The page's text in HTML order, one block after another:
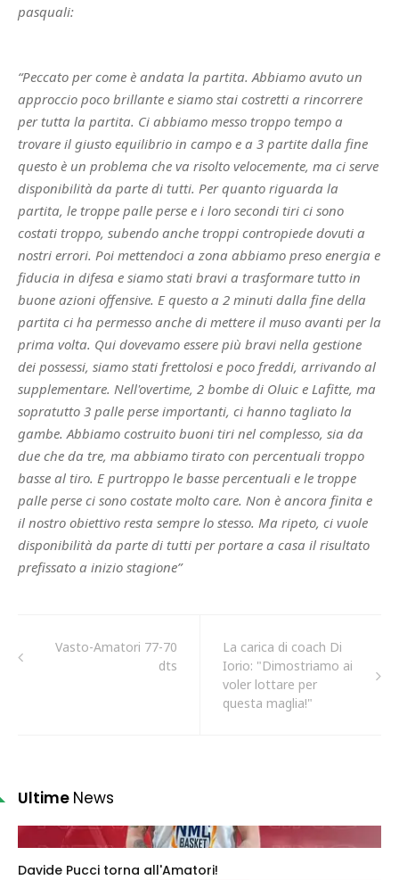
pasquali:
“Peccato per come è andata la partita. Abbiamo avuto un
approccio poco brillante e siamo stai costretti a rincorrere
per tutta la partita. Ci abbiamo messo troppo tempo a
trovare il giusto equilibrio in campo e a 3 partite dalla fine
questo è un problema che va risolto velocemente, ma ci serve
disponibilità da parte di tutti. Per quanto riguarda la
partita, le troppe palle perse e i loro secondi tiri ci sono
costati troppo, subendo anche troppi contropiede dovuti a
nostri errori. Poi mettendoci a zona abbiamo preso energia e
fiducia in difesa e siamo stati bravi a trasformare tutto in
buone azioni offensive. E questo a 2 minuti dalla fine della
partita ci ha permesso anche di mettere il muso avanti per la
prima volta. Qui dovevamo essere più bravi nella gestione
dei possessi, siamo stati frettolosi e poco freddi, arrivando al
supplementare. Nell'overtime, 2 bombe di Oluic e Lafitte, ma
sopratutto 3 palle perse importanti, ci hanno tagliato la
gambe. Abbiamo costruito buoni tiri nel complesso, sia da
due che da tre, ma abbiamo tirato con percentuali troppo
basse al tiro. E purtroppo le basse percentuali e le troppe
palle perse ci sono costate molto care. Non è ancora finita e
il nostro obiettivo resta sempre lo stesso. Ma ripeto, ci vuole
disponibilità da parte di tutti per portare a casa il risultato
prefissato a inizio stagione”
Vasto-Amatori 77-70
dts
La carica di coach Di
Iorio: "Dimostriamo ai
voler lottare per
questa maglia!"
Ultime News
Davide Pucci torna all'Amatori!